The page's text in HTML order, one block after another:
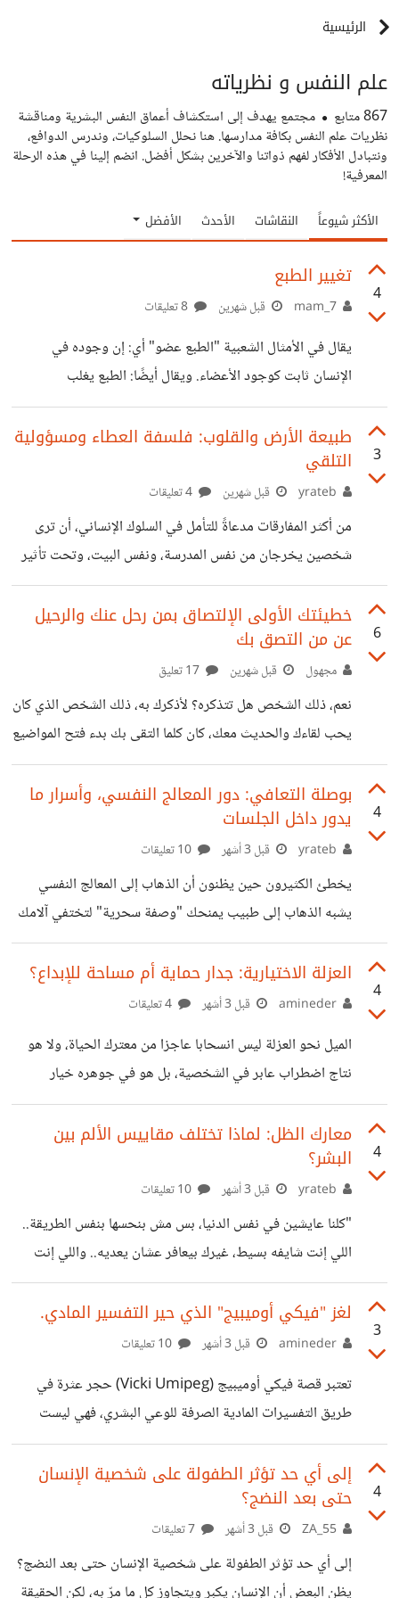
الرئيسية
علم النفس و نظرياته
867متابع
مجتمع يهدف إلى استكشاف أعماق النفس البشرية ومناقشة
نظريات علم النفس بكافة مدارسها. هنا نحلل السلوكيات، وندرس الدوافع،
ونتبادل الأفكار لفهم ذواتنا والآخرين بشكل أفضل. انضم إلينا في هذه الرحلة
المعرفية!
الأكثر شيوعاً النقاشات الأحدث الأفضل
4
تغيير الطبع
قبل شهرين
يقال في الأمثال الشعبية "الطبع عضو" أي: إن وجوده في
الإنسان ثابت كوجود الأعضاء. ويقال أيضًا: الطبع يغلب
التطبع. لكن في الحديث النبوي : "إنما العلم بالتعلّم، وإنما
الحلّم بالتحلّم" ويمكن الجمع بين الحديث وبين ما نشاهده من
قوة غلبة الطبع: أن الإنسان قد يستطيع ترويض نفسه عل طبع
لوضع من يملكون طبعًا مضادًا. فالإنسان الغضوب مثلاً قد نوصله
لدرجة مرضية من ضبط النفس والهدوء، وهكذا كل من
3
طبيعة الأرض والقلوب: فلسفة العطاء ومسؤولية
التلقي
قبل شهرين
من أكثر المفارقات مدعاةً للتأمل في السلوك الإنساني، أن ترى
شخصين يخرجان من نفس المدرسة، ونفس البيت، وتحت تأثير
نفس الظروف والتربية تقريباً، ثم تجد أن أحدهما انتهى إلى مسار
مستقيم ناجح، والآخر انحرف إلى مسار ملتوٍ وعشوائي. هذا
التناقض الصارخ يدفعنا لإعادة النظر في واحدة من كبرى
المغالطات التي نقع فيها بحسن نية: وهم أن العطاء وحده كفيل
بتحديد النتيجة. الحقيقة النفسية والشرعية والكونية تخبرنا بأن:
ليس كل شيء يتحدد بما يدخل إلى الإنسان، إنما يتحدد بالدرجة
6
خطيئتك الأولى الإلتصاق بمن رحل عنك والرحيل
عن من التصق بك
مجهول قبل شهرين
نعم، ذلك الشخص هل تتذكره؟ لأذكرك به، ذلك الشخص الذي كان
يحب لقاءك والحديث معك، كان كلما التقى بك بدء فتح المواضيع
والاسترسال فيها بكل حب، بينما أنت تنظر إليه وتقول في نفسك
"متى سيسكت هذا!!" ثم ما إن تتخلص من ذلك اللقاء حتى تبدأ
بالتفكير في كيفية التخلص من هذا الشخص الذي أصبح لاصقاً
بك، فتبذل كل الجهود لتجاهله في الرسائل، في الطريق، في كل
ما يجمعك به. وأخيراً تنجح بطرده من حياتك مثل الصرصار.
ويدور بك الزمان؛ لتجد
4
بوصلة التعافي: دور المعالج النفسي، وأسرار ما
يدور داخل الجلسات
قبل 3 أشهر
يخطئ الكثيرون حين يظنون أن الذهاب إلى المعالج النفسي
يشبه الذهاب إلى طبيب يمنحك "وصفة سحرية" لتختفي آلامك
فوراً. العلاج النفسي ليس تدخلاً جراحياً يمحو الذاكرة، بل هو
"رحلة استكشاف وإعادة بناء". وفي هذه الرحلة، لا يكون المعالج
قائداً يفرض عليك الطريق، بل هو "بوصلة" ومرافق خبير، يضيء
فما الذي يقدمه المعالج النفسي حقاً؟ وكيف يساعدك وسط
تشوش أفكارك؟ وما هي طبيعة الأسئلة التي يطرحها لفك شفرة
معاناتك؟ أولاً: ماذا
4
العزلة الاختيارية: جدار حماية أم مساحة للإبداع؟
قبل 3 أشهر
الميل نحو العزلة ليس انسحابا عاجزا من معترك الحياة، ولا هو
نتاج اضطراب عابر في الشخصية، بل هو في جوهره خيار
استراتيجي واع، تلجأ إليه عقول سئمت الضجيج السطحي
وبحثت عن العمق، ينبثق هذا الميل لدى البعض كحاجة بيولوجية
ونفسية ملحة لإعادة شحن الطاقات المستنزفة، ففي عالم يقدس
الحركة المستمرة والتواصل بلا انقطاع، يصبح التفاعل الاجتماعي
اليومي عبئا يفرض على الإنسان ارتداء أقنعة والمجاملة وإدارة
الانطباعات، مما يسبب ما يعرف بالإنهاك الاجتماعي، هنا تأتي
4
معارك الظل: لماذا تختلف مقاييس الألم بين
البشر؟
قبل 3 أشهر
"كلنا عايشين في نفس الدنيا، بس مش بنحسها بنفس الطريقة..
اللي إنت شايفه بسيط، غيرك بيعافر عشان يعديه.. واللي إنت
مستصغره لغيرك جبل." بهذه الكلمات البسيطة والعميقة، نضع
أيدينا على واحدة من أهم وأخطر الحقائق النفسية التي تغيب
عن بال الكثيرين: "الألم مسألة نسبية جداً". نحن نشترك في
العاطفية" (Emotional Capacity) وتاريخنا النفسي يختلفان
تماماً. ما يكسر شخصاً قد يمر مرور الكرام على شخص آخر، ليس
لأن الأول ضعيف والثاني
3
لغز "فيكي أوميبيج" الذي حير التفسير المادي.
قبل 3 أشهر
تعتبر قصة فيكي أوميبيج (Vicki Umipeg) حجر عثرة في
طريق التفسيرات المادية الصرفة للوعي البشري، فهي ليست
مجرد قصة عن "تجربة اقتراب من الموت" عادية، بل هي حالة
فريدة تدمج بين "العمى الخلقي" و"الرؤية البصرية الفائقة".
ولدت فيكي كفيفة تماما نتيجة تليف خلف العدسة أدى لضمور
تملك أدنى تصور ذهني لما تعنيه الألوان، الأشكال، أو الأبعاد
البصرية، فالعالم بالنسبة لها كان مزيجا من الأصوات، الملامس،
4
إلى أي حد تؤثر الطفولة على شخصية الإنسان
حتى بعد النضج؟
قبل 3 أشهر
إلى أي حد تؤثر الطفولة على شخصية الإنسان حتى بعد النضج؟